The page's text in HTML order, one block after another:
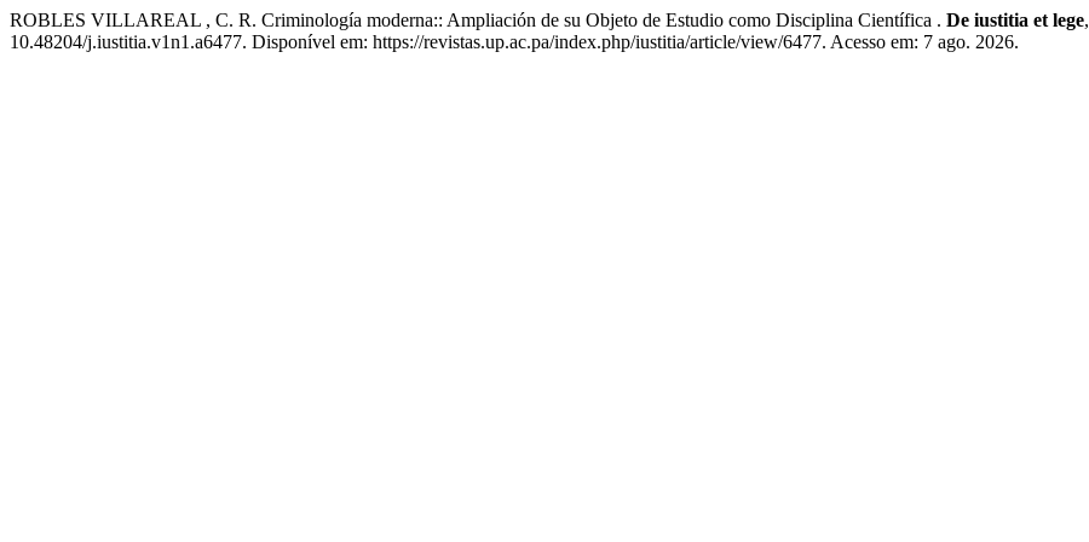
ROBLES VILLAREAL , C. R. Criminología moderna:: Ampliación de su Objeto de Estudio como Disciplina Científica . De iustitia et lege,
10.48204/j.iustitia.v1n1.a6477. Disponível em: https://revistas.up.ac.pa/index.php/iustitia/article/view/6477. Acesso em: 7 ago. 2026.